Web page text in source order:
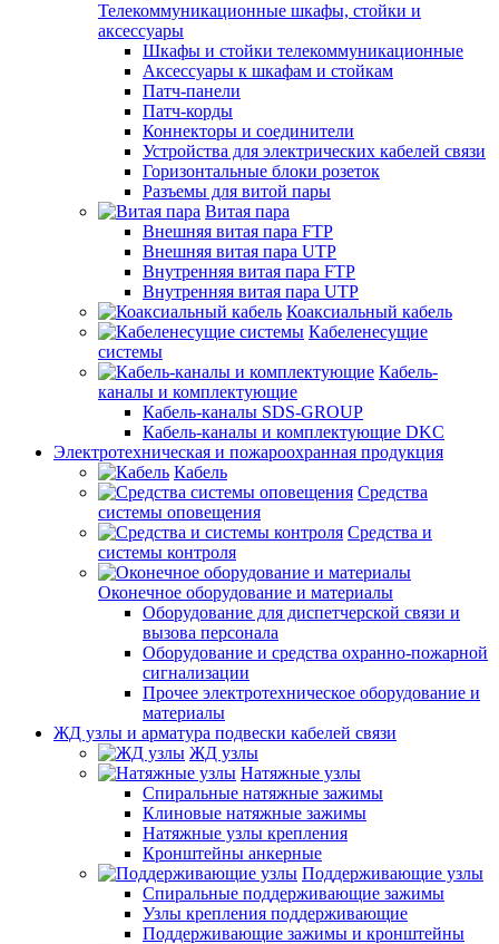
Телекоммуникационные шкафы, стойки и
аксессуары
Шкафы и стойки телекоммуникационные
Аксессуары к шкафам и стойкам
Патч-панели
Патч-корды
Коннекторы и соединители
Устройства для электрических кабелей связи
Горизонтальные блоки розеток
Разъемы для витой пары
Витая пара
Внешняя витая пара FTP
Внешняя витая пара UTP
Внутренняя витая пара FTP
Внутренняя витая пара UTP
Коаксиальный кабель
Кабеленесущие
системы
Кабель-
каналы и комплектующие
Кабель-каналы SDS-GROUP
Кабель-каналы и комплектующие DKC
Электротехническая и пожароохранная продукция
Кабель
Средства
системы оповещения
Средства и
системы контроля
Оконечное оборудование и материалы
Оборудование для диспетчерской связи и
вызова персонала
Оборудование и средства охранно-пожарной
сигнализации
Прочее электротехническое оборудование и
материалы
ЖД узлы и арматура подвески кабелей связи
ЖД узлы
Натяжные узлы
Спиральные натяжные зажимы
Клиновые натяжные зажимы
Натяжные узлы крепления
Кронштейны анкерные
Поддерживающие узлы
Спиральные поддерживающие зажимы
Узлы крепления поддерживающие
Поддерживающие зажимы и кронштейны